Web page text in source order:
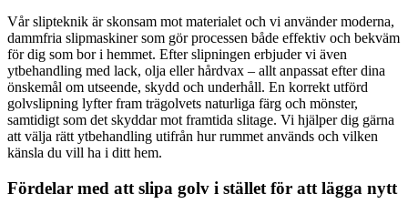
Vår slipteknik är skonsam mot materialet och vi använder moderna,
dammfria slipmaskiner som gör processen både effektiv och bekväm
för dig som bor i hemmet. Efter slipningen erbjuder vi även
ytbehandling med lack, olja eller hårdvax – allt anpassat efter dina
önskemål om utseende, skydd och underhåll. En korrekt utförd
golvslipning lyfter fram trägolvets naturliga färg och mönster,
samtidigt som det skyddar mot framtida slitage. Vi hjälper dig gärna
att välja rätt ytbehandling utifrån hur rummet används och vilken
känsla du vill ha i ditt hem.
Fördelar med att slipa golv i stället för att lägga nytt